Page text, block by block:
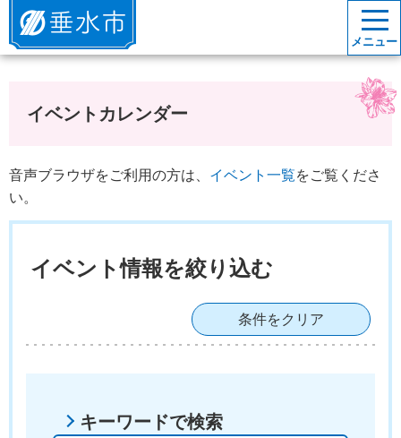
垂水市
メニュー
イベントカレンダー
音声ブラウザをご利用の方は、 イベント一覧をご覧くださ
い。
イベント情報を絞り込む
条件をクリア
キーワードで検索